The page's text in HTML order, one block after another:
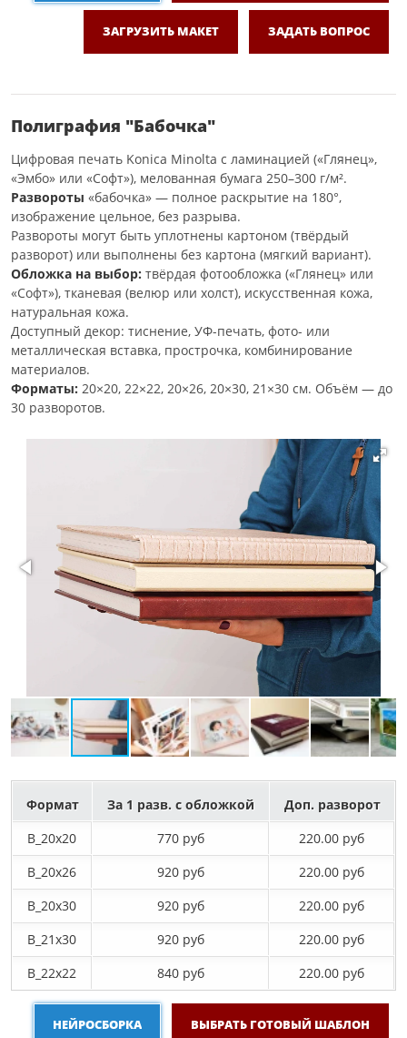
ЗАГРУЗИТЬ МАКЕТ ЗАДАТЬ ВОПРОС
Полиграфия "Бабочка"
Цифровая печать Konica Minolta с ламинацией («Глянец»,
«Эмбо» или «Софт»), мелованная бумага 250–300 г/м².
Развороты «бабочка» — полное раскрытие на 180°,
изображение цельное, без разрыва.
Развороты могут быть уплотнены картоном (твёрдый
разворот) или выполнены без картона (мягкий вариант).
Обложка на выбор: твёрдая фотообложка («Глянец» или
«Софт»), тканевая (велюр или холст), искусственная кожа,
натуральная кожа.
Доступный декор: тиснение, УФ-печать, фото- или
металлическая вставка, прострочка, комбинирование
материалов.
Форматы: 20×20, 22×22, 20×26, 20×30, 21×30 см. Объём — до
30 разворотов.
Формат За 1 разв. с обложкой
Доп. разворот
B_20х20
770 руб
220.00 руб
B_20х26
920 руб
220.00 руб
B_20х30
920 руб
220.00 руб
B_21х30
920 руб
220.00 руб
B_22х22
840 руб 220.00 руб
НЕЙРОСБОРКА ВЫБРАТЬ ГОТОВЫЙ ШАБЛОН